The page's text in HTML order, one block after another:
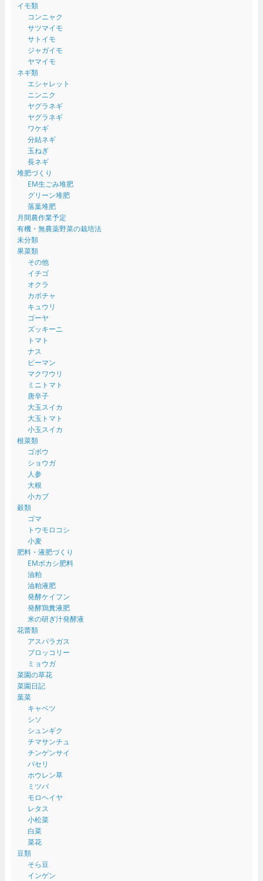
イモ類
コンニャク
サツマイモ
サトイモ
ジャガイモ
ヤマイモ
ネギ類
エシャレット
ニンニク
ヤグラネギ
ヤグラネギ
ワケギ
分結ネギ
玉ねぎ
長ネギ
堆肥づくり
EM生ごみ堆肥
グリーン堆肥
落葉堆肥
月間農作業予定
有機・無農薬野菜の栽培法
未分類
果菜類
その他
イチゴ
オクラ
カボチャ
キュウリ
ゴーヤ
ズッキーニ
トマト
ナス
ピーマン
マクワウリ
ミニトマト
唐辛子
大玉スイカ
大玉トマト
小玉スイカ
根菜類
ゴボウ
ショウガ
人参
大根
小カブ
穀類
ゴマ
トウモロコシ
小麦
肥料・液肥づくり
EMボカシ肥料
油粕
油粕液肥
発酵ケイフン
発酵鶏糞液肥
米の研ぎ汁発酵液
花蕾類
アスパラガス
ブロッコリー
ミョウガ
菜園の草花
菜園日記
葉菜
キャベツ
シソ
シュンギク
チマサンチュ
チンゲンサイ
パセリ
ホウレン草
ミツバ
モロヘイヤ
レタス
小松菜
白菜
菜花
豆類
そら豆
インゲン